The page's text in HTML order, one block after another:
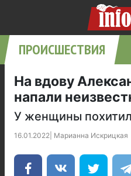
ПРОИСШЕСТВИЯ
На вдову
напали
У женщины
16.01.2022 Марианна Искрицкая